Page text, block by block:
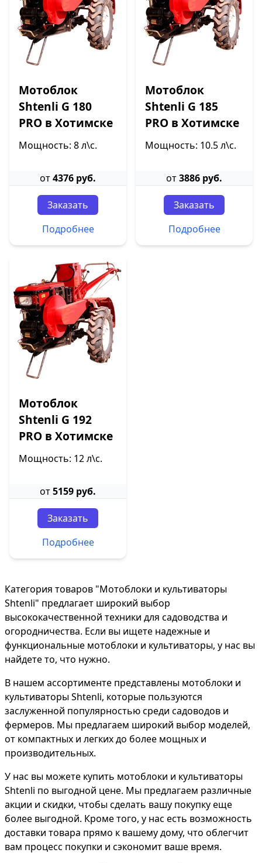
Мотоблок
Shtenli G 180
PRO в Хотимске
Мощность: 8 л\с.
от4376 руб.
Заказать
Подробнее
Мотоблок
Shtenli G 185
PRO в Хотимске
Мощность: 10.5 л\с.
от3886 руб.
Заказать
Подробнее
Мотоблок
Shtenli G 192
PRO в Хотимске
Мощность: 12 л\с.
от5159 руб.
Заказать
Подробнее
Категория товаров "Мотоблоки и культиваторы
Shtenli" предлагает широкий выбор
высококачественной техники для садоводства и
огородничества. Если вы ищете надежные и
функциональные мотоблоки и культиваторы, у нас вы
найдете то, что нужно.
В нашем ассортименте представлены мотоблоки и
культиваторы Shtenli, которые пользуются
заслуженной популярностью среди садоводов и
фермеров. Мы предлагаем широкий выбор моделей,
от компактных и легких до более мощных и
производительных.
У нас вы можете купить мотоблоки и культиваторы
Shtenli по выгодной цене. Мы предлагаем различные
акции и скидки, чтобы сделать вашу покупку еще
более выгодной. Кроме того, у нас есть возможность
доставки товара прямо к вашему дому, что облегчит
вам процесс покупки и сэкономит ваше время.